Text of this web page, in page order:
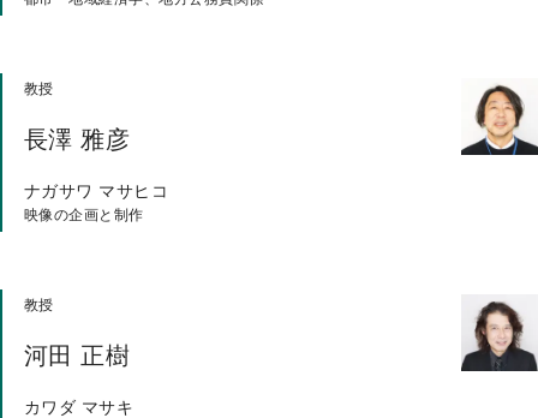
教授
長澤 雅彦
ナガサワ マサヒコ
映像の企画と制作
教授
河田 正樹
カワダ マサキ